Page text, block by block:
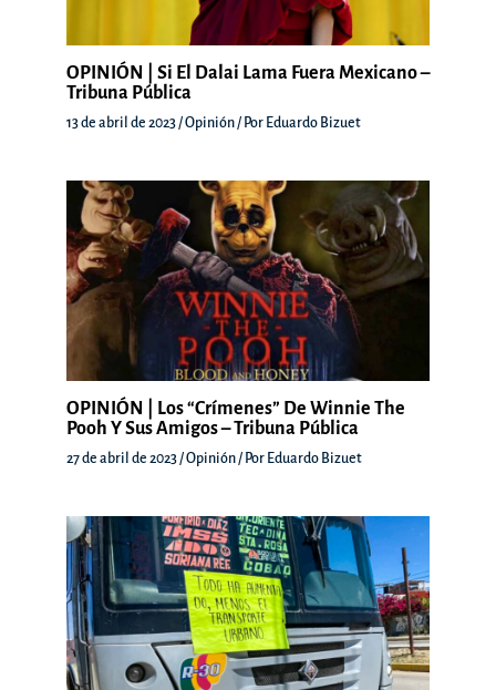
OPINIÓN | Si El Dalai Lama Fuera Mexicano –
Tribuna Pública
13 de abril de 2023 /Opinión / Por Eduardo Bizuet
OPINIÓN | Los “crímenes” De Winnie The
Pooh Y Sus Amigos – Tribuna Pública
27 de abril de 2023/Opinión/ Por Eduardo Bizuet